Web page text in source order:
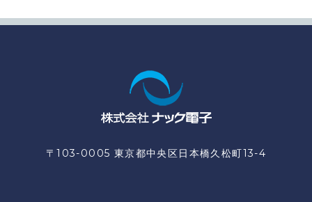
〒103-0005 東京都中央区日本橋久松町13-4